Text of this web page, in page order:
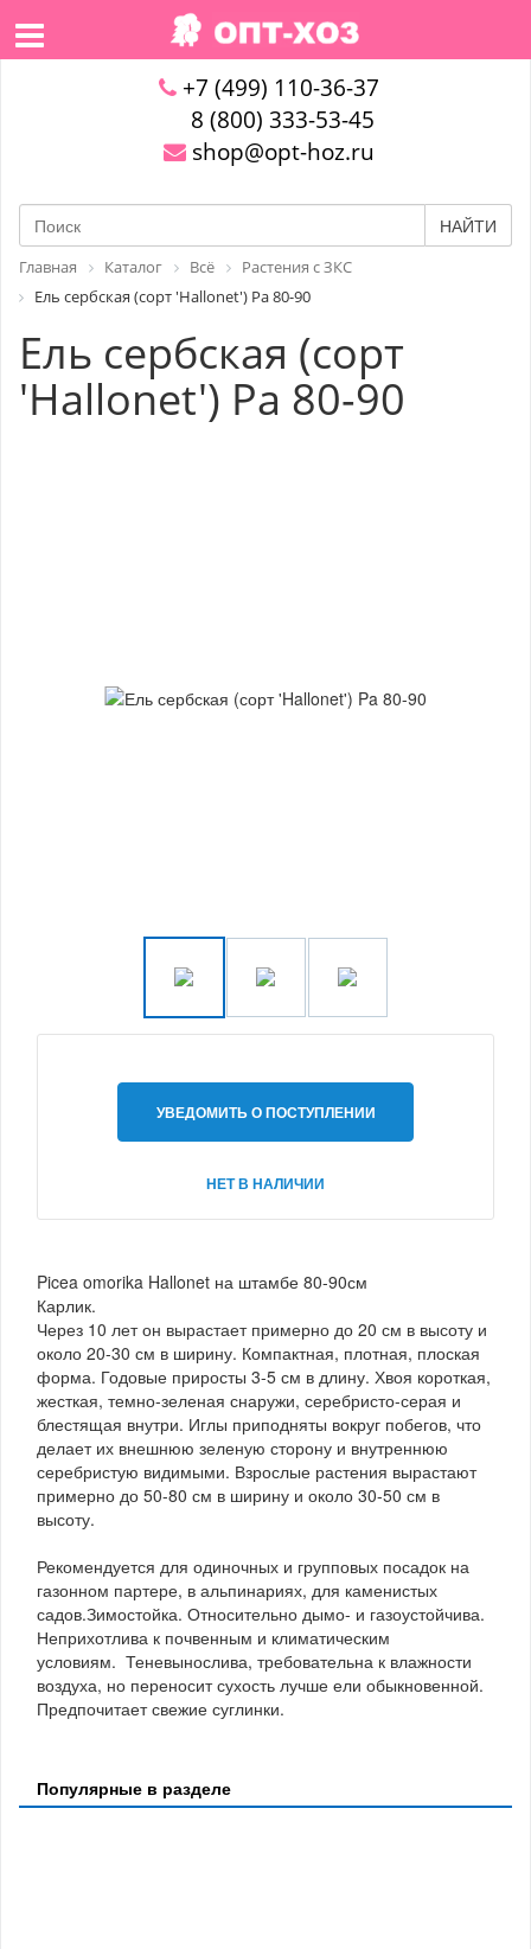
+7 (499) 110-36-37
8 (800) 333-53-45
shop@opt-hoz.ru
НАЙТИ
Главная Каталог Всё
Растения с ЗКС
Ель сербская (сорт 'Hallonet') Pa 80-90
Ель сербская (сорт
'Hallonet') Pa 80-90
УВЕДОМИТЬ О ПОСТУПЛЕНИИ
НЕТ В НАЛИЧИИ
Picea omorika Hallonet на штамбе 80-90см
Карлик.
Через 10 лет он вырастает примерно до 20 см в высоту и
около 20-30 см в ширину. Компактная, плотная, плоская
форма. Годовые приросты 3-5 см в длину. Хвоя короткая,
жесткая, темно-зеленая снаружи, серебристо-серая и
блестящая внутри. Иглы приподняты вокруг побегов, что
делает их внешнюю зеленую сторону и внутреннюю
серебристую видимыми. Взрослые растения вырастают
примерно до 50-80 см в ширину и около 30-50 см в
высоту.
Рекомендуется для одиночных и групповых посадок на
газонном партере, в альпинариях, для каменистых
садов.Зимостойка. Относительно дымо- и газоустойчива.
Неприхотлива к почвенным и климатическим
условиям. Теневынослива, требовательна к влажности
воздуха, но переносит сухость лучше ели обыкновенной.
Предпочитает свежие суглинки.
Популярные в разделе